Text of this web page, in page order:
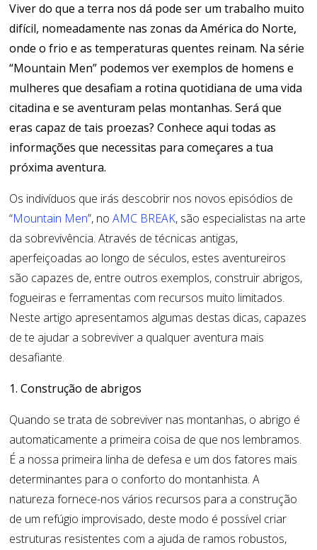
Viver do que a terra nos dá pode ser um trabalho muito
difícil, nomeadamente nas zonas da América do Norte,
onde o frio e as temperaturas quentes reinam. Na série
“Mountain Men” podemos ver exemplos de homens e
mulheres que desafiam a rotina quotidiana de uma vida
citadina e se aventuram pelas montanhas. Será que
eras capaz de tais proezas? Conhece aqui todas as
informações que necessitas para começares a tua
próxima aventura.
Os indivíduos que irás descobrir nos novos episódios de
“Mountain Men”, noAMC BREAK, são especialistas na arte
da sobrevivência. Através de técnicas antigas,
aperfeiçoadas ao longo de séculos, estes aventureiros
são capazes de, entre outros exemplos, construir abrigos,
fogueiras e ferramentas com recursos muito limitados.
Neste artigo apresentamos algumas destas dicas, capazes
de te ajudar a sobreviver a qualquer aventura mais
desafiante.
1. Construção de abrigos
Quando se trata de sobreviver nas montanhas, o abrigo é
automaticamente a primeira coisa de que nos lembramos.
É a nossa primeira linha de defesa e um dos fatores mais
determinantes para o conforto do montanhista. A
natureza fornece-nos vários recursos para a construção
de um refúgio improvisado, deste modo é possível criar
estruturas resistentes com a ajuda de ramos robustos,